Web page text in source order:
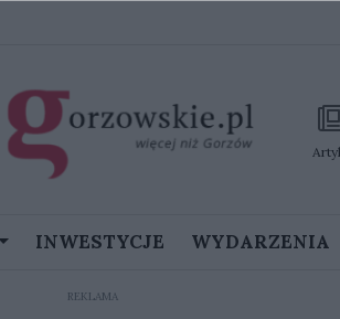
INWESTYCJE WYDARZENIA
REKLAMA